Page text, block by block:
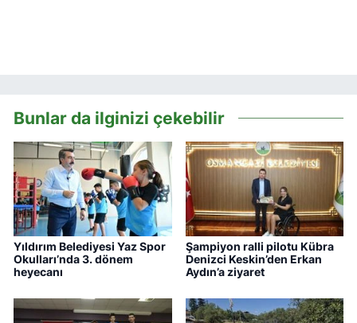
Bunlar da ilginizi çekebilir
Yıldırım Belediyesi Yaz Spor
Okulları’nda 3. dönem
heyecanı
Şampiyon ralli pilotu Kübra
Denizci Keskin’den Erkan
Aydın’a ziyaret